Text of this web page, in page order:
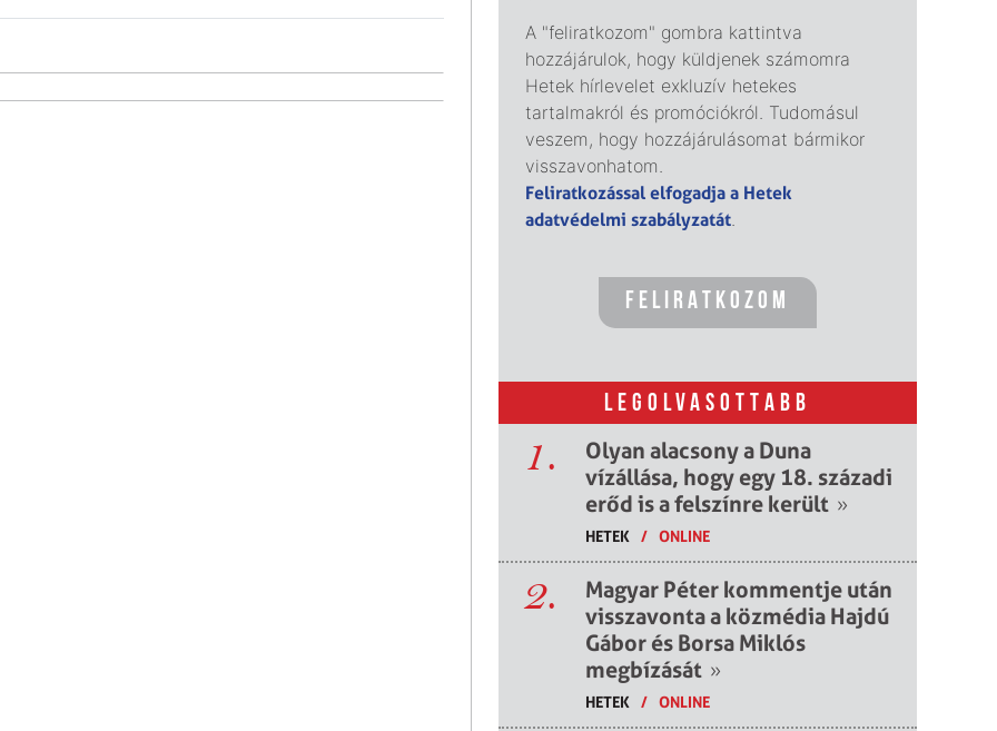
A "feliratkozom" gombra kattintva
hozzájárulok, hogy küldjenek számomra
Hetek hírlevelet exkluzív hetekes
tartalmakról és promóciókról. Tudomásul
veszem, hogy hozzájárulásomat bármikor
visszavonhatom.
Feliratkozással elfogadja a Hetek
adatvédelmi szabályzatát
LEGOLVASOTTABB
1.
Olyan alacsony a Duna
vízállása, hogy egy 18. századi
erőd is a felszínre került »
HETEK / ONLINE
2.
Magyar Péter kommentje után
visszavonta a közmédia Hajdú
Gábor és Borsa Miklós
megbízását »
HETEK / ONLINE